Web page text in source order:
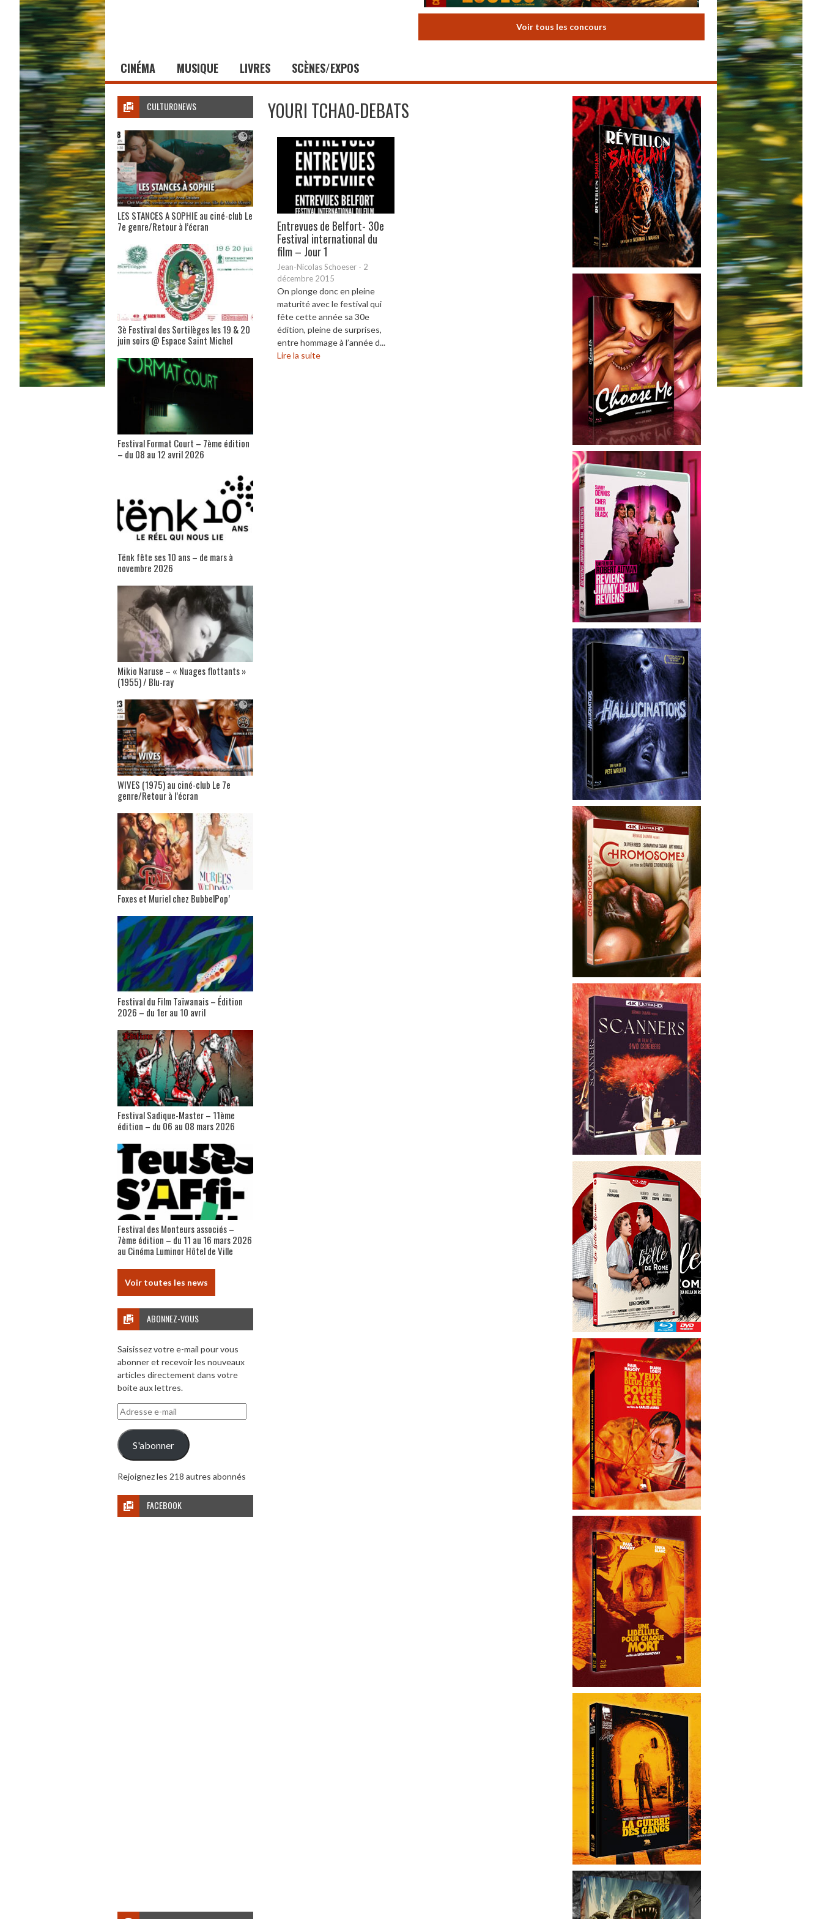
Voir tous les concours
CINÉMA MUSIQUE LIVRES SCÈNES/EXPOS
YOURI TCHAO-DEBATS
Entrevues de Belfort- 30e
Festival international du
film – Jour 1
Jean-Nicolas Schoeser - 2
décembre 2015
On plonge donc en pleine
maturité avec le festival qui
fête cette année sa 30e
édition, pleine de surprises,
entre hommage à l’année d...
Lire la suite
CULTURONEWS
LES STANCES A SOPHIE au ciné-club Le
7e genre/Retour à l’écran
3è Festival des Sortilèges les 19 & 20
juin soirs @ Espace Saint Michel
Festival Format Court – 7ème édition
– du 08 au 12 avril 2026
Tënk fête ses 10 ans – de mars à
novembre 2026
Mikio Naruse – « Nuages flottants »
(1955) / Blu-ray
WIVES (1975) au ciné-club Le 7e
genre/Retour à l’écran
Foxes et Muriel chez BubbelPop’
Festival du Film Taïwanais – Édition
2026 – du 1er au 10 avril
Festival Sadique-Master – 11ème
édition – du 06 au 08 mars 2026
Festival des Monteurs associés –
7ème édition – du 11 au 16 mars 2026
au Cinéma Luminor Hôtel de Ville
Voir toutes les news
ABONNEZ-VOUS
Saisissez votre e-mail pour vous
abonner et recevoir les nouveaux
articles directement dans votre
boite aux lettres.
Adresse
e-
mail
S'abonner
Rejoignez les 218 autres abonnés
FACEBOOK